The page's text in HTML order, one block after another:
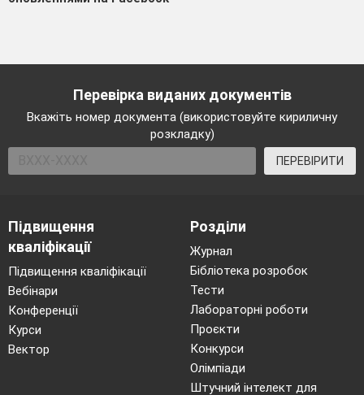
Перевірка виданих документів
Вкажіть номер документа (використовуйте кириличну
розкладку)
ПЕРЕВІРИТИ
Підвищення
кваліфікації
Підвищення кваліфікації
Вебінари
Конференції
Курси
Вектор
Розділи
Журнал
Бібліотека розробок
Тести
Лабораторні роботи
Проєкти
Конкурси
Олімпіади
Штучний інтелект для